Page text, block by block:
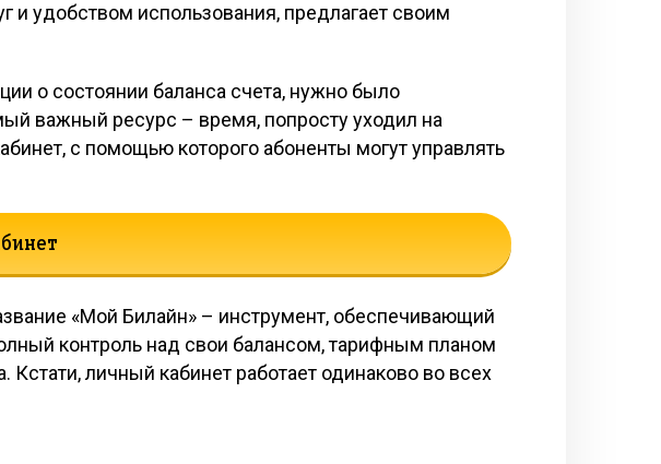
и удобством использования, предлагает своим
о состоянии баланса счета, нужно было
важный ресурс – время, попросту уходил на
с помощью которого абоненты могут управлять
«Мой Билайн» – инструмент, обеспечивающий
контроль над свои балансом, тарифным планом
личный кабинет работает одинаково во всех